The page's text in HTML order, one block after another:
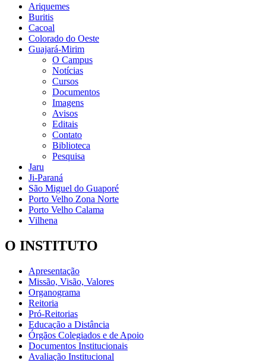
Ariquemes
Buritis
Cacoal
Colorado do Oeste
Guajará-Mirim
O Campus
Notícias
Cursos
Documentos
Imagens
Avisos
Editais
Contato
Biblioteca
Pesquisa
Jaru
Ji-Paraná
São Miguel do Guaporé
Porto Velho Zona Norte
Porto Velho Calama
Vilhena
O INSTITUTO
Apresentação
Missão, Visão, Valores
Organograma
Reitoria
Pró-Reitorias
Educação a Distância
Órgãos Colegiados e de Apoio
Documentos Institucionais
Avaliação Institucional